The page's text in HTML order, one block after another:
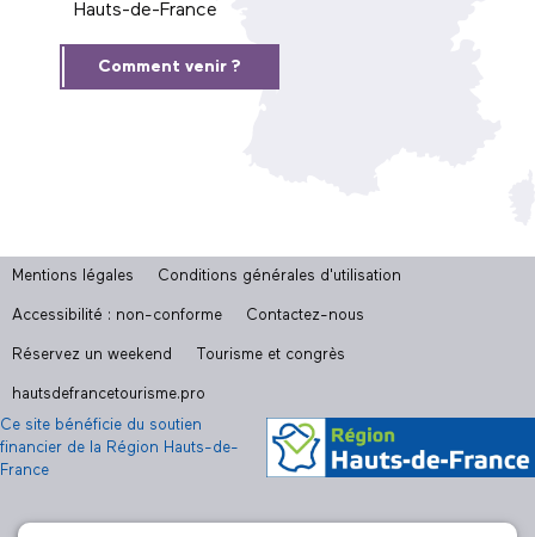
Hauts-de-France
Comment venir ?
Mentions légales Conditions générales d'utilisation
Accessibilité : non-conforme Contactez-nous
Réservez un weekend Tourisme et congrès
hautsdefrancetourisme.pro
Ce site bénéficie du soutien
financier de la Région Hauts-de-
France